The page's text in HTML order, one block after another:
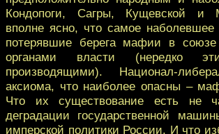
Кондопоги, Сагры, Кущевской и
вполне ясно, что самое
потерявшие берега мафии в
органами власти (нередко
производящими). Национал-
аксиома, что наиболее опасны –
Что их существование есть не
деградации государственной
имперской политики России. И что